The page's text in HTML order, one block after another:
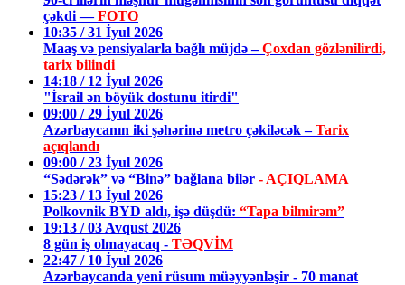
çəkdi —FOTO
10:35 / 31 İyul 2026
Maaş və pensiyalarla bağlı müjdə –Çoxdan gözlənilirdi,
tarix bilindi
14:18 / 12 İyul 2026
"İsrail ən böyük dostunu itirdi"
09:00 / 29 İyul 2026
Azərbaycanın iki şəhərinə metro çəkiləcək –Tarix
açıqlandı
09:00 / 23 İyul 2026
“Sədərək” və “Binə” bağlana bilər - AÇIQLAMA
15:23 / 13 İyul 2026
Polkovnik BYD aldı, işə düşdü: “Tapa bilmirəm”
19:13 / 03 Avqust 2026
8 gün iş olmayacaq - TƏQVİM
22:47 / 10 İyul 2026
Azərbaycanda yeni rüsum müəyyənləşir - 70 manat